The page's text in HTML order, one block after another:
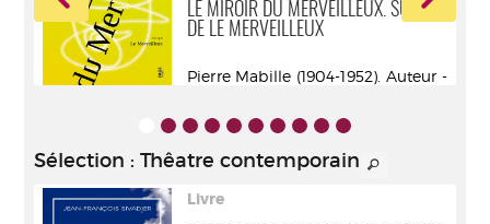
LE MIROIR DU MERVEILLEUX. SUIVI
DE LE MERVEILLEUX
Pierre Mabille (1904-1952). Auteur -
Sélection : Thêatre contemporain
Livre